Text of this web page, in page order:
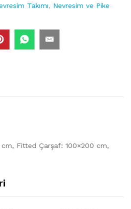
Takımı, Nevresim ve Pike
cm, Fitted Çarşaf: 100×200 cm,